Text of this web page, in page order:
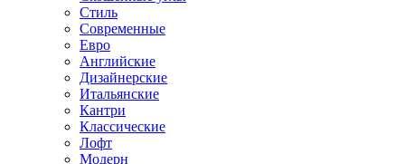
Стиль
Современные
Евро
Английские
Дизайнерские
Итальянские
Кантри
Классические
Лофт
Модерн